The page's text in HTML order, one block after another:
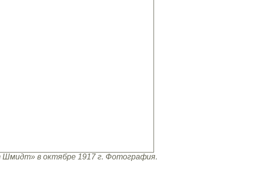
Шмидт» в октябре 1917 г. Фотография.